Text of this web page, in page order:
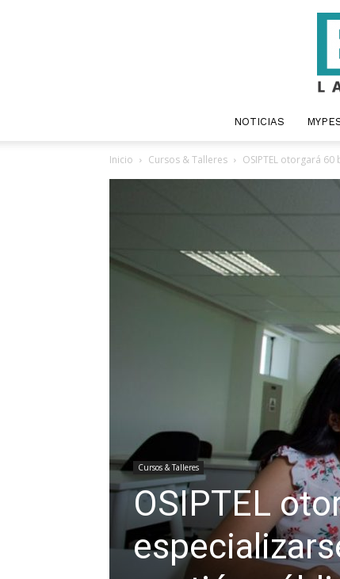
NOTICIAS
Inicio Cursos & Talleres OSIPTEL otorgará
Cursos & Talleres
OSIPTEL